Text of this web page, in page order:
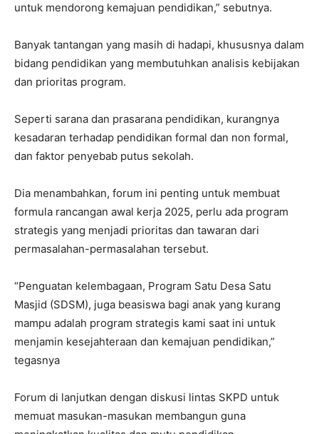
untuk mendorong kemajuan pendidikan,” sebutnya.
Banyak tantangan yang masih di hadapi, khususnya dalam
bidang pendidikan yang membutuhkan analisis kebijakan
dan prioritas program.
Seperti sarana dan prasarana pendidikan, kurangnya
kesadaran terhadap pendidikan formal dan non formal,
dan faktor penyebab putus sekolah.
Dia menambahkan, forum ini penting untuk membuat
formula rancangan awal kerja 2025, perlu ada program
strategis yang menjadi prioritas dan tawaran dari
permasalahan-permasalahan tersebut.
“Penguatan kelembagaan, Program Satu Desa Satu
Masjid (SDSM), juga beasiswa bagi anak yang kurang
mampu adalah program strategis kami saat ini untuk
menjamin kesejahteraan dan kemajuan pendidikan,”
tegasnya
Forum di lanjutkan dengan diskusi lintas SKPD untuk
memuat masukan-masukan membangun guna